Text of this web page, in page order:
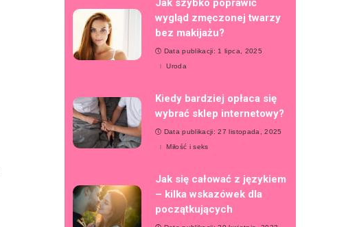
Jak szybko poprawić
wygląd zmęczonej twarzy
bez makijażu?
Data publikacji: 1 lipca, 2025
Uroda
Kiedy bardziej opłaca się
wybrać sklep internetowy?
Data publikacji: 27 listopada, 2025
Miłość i seks
Jak się całować z językiem
– kilka wskazówek dla
początkujących